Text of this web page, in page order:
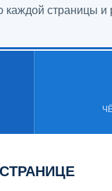
страницы и